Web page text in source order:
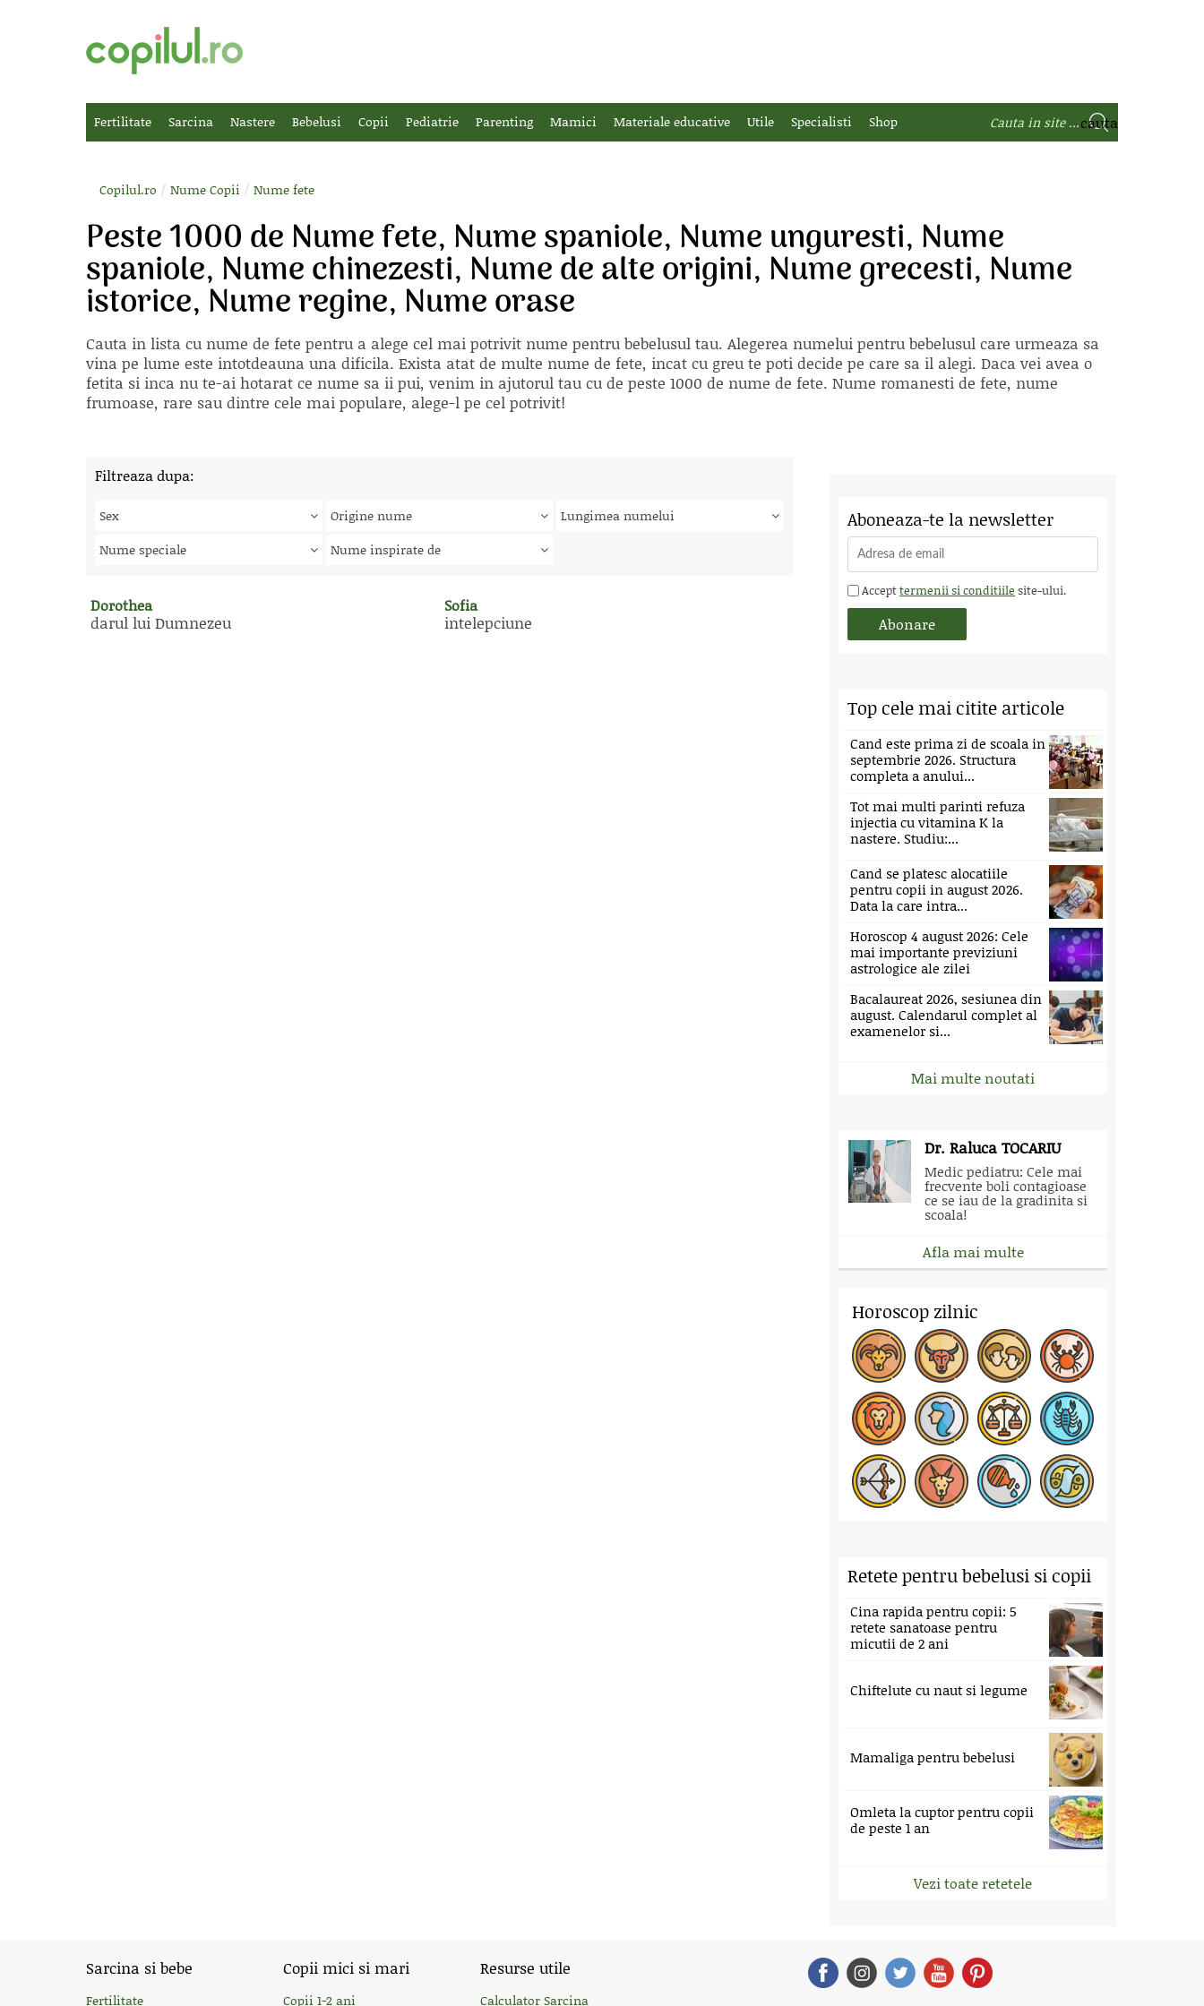
Fertilitate Sarcina Nastere Bebelusi Copii Pediatrie Parenting Mamici Materiale educative Utile Specialisti Shop
Copilul.ro / Nume Copii / Nume fete
Peste 1000 de Nume fete, Nume spaniole, Nume unguresti, Nume
spaniole, Nume chinezesti, Nume de alte origini, Nume grecesti, Nume
istorice, Nume regine, Nume orase
Cauta in lista cu nume de fete pentru a alege cel mai potrivit nume pentru bebelusul tau. Alegerea numelui pentru bebelusul care urmeaza sa
vina pe lume este intotdeauna una dificila. Exista atat de multe nume de fete, incat cu greu te poti decide pe care sa il alegi. Daca vei avea o
fetita si inca nu te-ai hotarat ce nume sa ii pui, venim in ajutorul tau cu de peste 1000 de nume de fete. Nume romanesti de fete, nume
frumoase, rare sau dintre cele mai populare, alege-l pe cel potrivit!
Filtreaza dupa:
Sex Origine nume
Lungimea numelui
Nume speciale
Nume inspirate de
Dorothea
darul lui Dumnezeu
Sofia
intelepciune
Aboneaza-te la newsletter
Accepttermenii si conditiile site-ului.
Top cele mai citite articole
Cand este prima zi de scoala in
septembrie 2026. Structura
completa a anului...
Tot mai multi parinti refuza
injectia cu vitamina K la
nastere. Studiu:...
Cand se platesc alocatiile
pentru copii in august 2026.
Data la care intra...
Horoscop 4 august 2026: Cele
mai importante previziuni
astrologice ale zilei
Bacalaureat 2026, sesiunea din
august. Calendarul complet al
examenelor si...
Mai multe noutati
Dr. Raluca TOCARIU
Medic pediatru: Cele mai
frecvente boli contagioase
ce se iau de la gradinita si
scoala!
Afla mai multe
Horoscop zilnic
Retete pentru bebelusi si copii
Cina rapida pentru copii: 5
retete sanatoase pentru
micutii de 2 ani
Chiftelute cu naut si legume
Mamaliga pentru bebelusi
Omleta la cuptor pentru copii
de peste 1 an
Vezi toate retetele
Sarcina si bebe
Fertilitate
Copii mici si mari
Copii 1-2 ani
Resurse utile
Calculator Sarcina